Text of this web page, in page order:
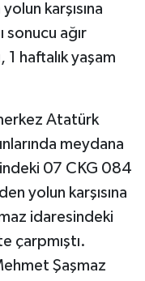
karşısına
ağır
haftalık yaşam
Atatürk
meydana
07 CKG 084
yolun karşısına
idaresindeki
çarpmıştı.
Şaşmaz